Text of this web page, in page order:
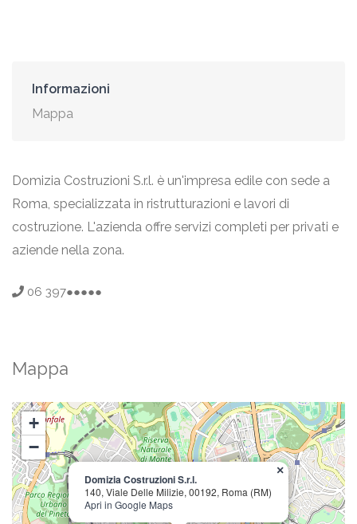
Informazioni
Mappa
Domizia Costruzioni S.r.l. è un'impresa edile con sede a
Roma, specializzata in ristrutturazioni e lavori di
costruzione. L'azienda offre servizi completi per privati e
aziende nella zona.
06 397●●●●●
Mappa
Domizia Costruzioni S.r.l.
140, Viale Delle Milizie, 00192, Roma (RM)
Apri in Google Maps
×
+
−